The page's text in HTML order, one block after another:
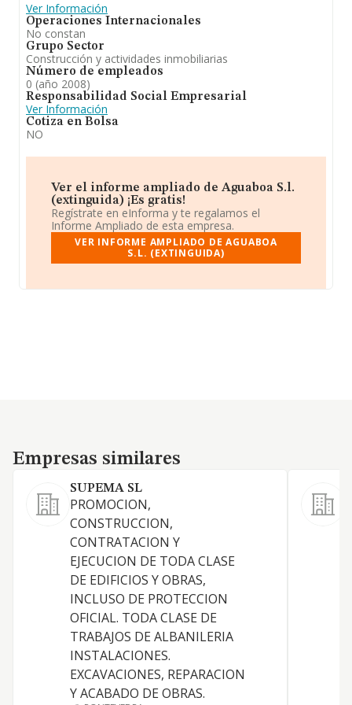
Ver Información
Operaciones Internacionales
No constan
Grupo Sector
Construcción y actividades inmobiliarias
Número de empleados
0 (año 2008)
Responsabilidad Social Empresarial
Ver Información
Cotiza en Bolsa
NO
Ver el informe ampliado de Aguaboa S.l.
(extinguida) ¡Es gratis!
Regístrate en eInforma y te regalamos el
Informe Ampliado de esta empresa.
VER INFORME AMPLIADO DE AGUABOA
S.L. (EXTINGUIDA)
Empresas similares
Empresas similares
SUPEMA SL
PROMOCION,
CONSTRUCCION,
CONTRATACION Y
EJECUCION DE TODA CLASE
DE EDIFICIOS Y OBRAS,
INCLUSO DE PROTECCION
OFICIAL. TODA CLASE DE
TRABAJOS DE ALBANILERIA
INSTALACIONES.
EXCAVACIONES, REPARACION
Y ACABADO DE OBRAS.